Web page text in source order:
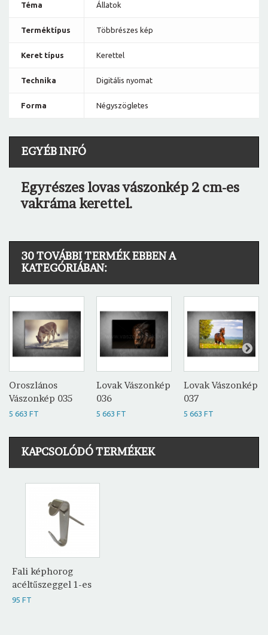
Téma Állatok
Terméktípus Többrészes kép
Keret típus Kerettel
Technika Digitális nyomat
Forma Négyszögletes
EGYÉB INFÓ
Egyrészes lovas vászonkép 2 cm-es
vakráma kerettel.
30 TOVÁBBI TERMÉK EBBEN A
KATEGÓRIÁBAN:
Oroszlános
Vászonkép 035
5 663 FT
Lovak Vászonkép
036
5 663 FT
Lovak Vászonkép
037
5 663 FT
KAPCSOLÓDÓ TERMÉKEK
Fali képhorog
acéltűszeggel 1-es
95 FT